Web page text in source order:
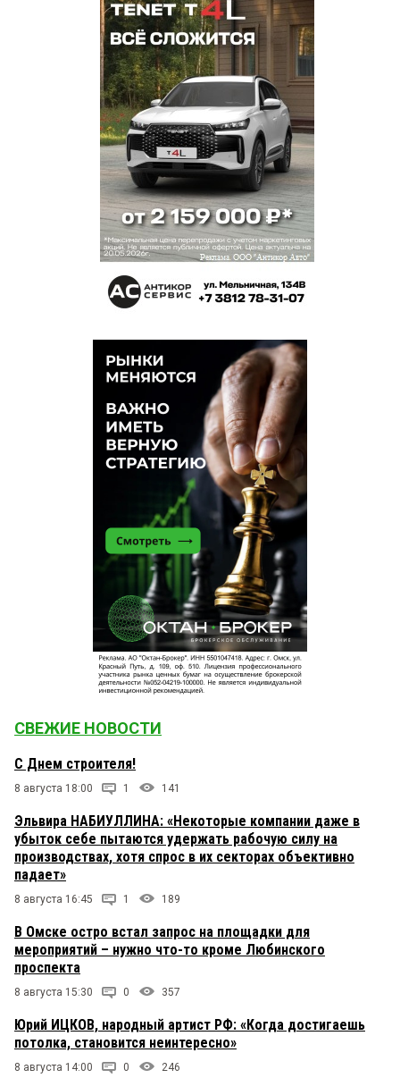
СВЕЖИЕ НОВОСТИ
С Днем строителя!
8 августа 18:00 1 141
Эльвира НАБИУЛЛИНА: «Некоторые компании даже в
убыток себе пытаются удержать рабочую силу на
производствах, хотя спрос в их секторах объективно
падает»
8 августа 16:45 1 189
В Омске остро встал запрос на площадки для
мероприятий – нужно что-то кроме Любинского
проспекта
8 августа 15:30 0 357
Юрий ИЦКОВ, народный артист РФ: «Когда достигаешь
потолка, становится неинтересно»
8 августа 14:00 0 246